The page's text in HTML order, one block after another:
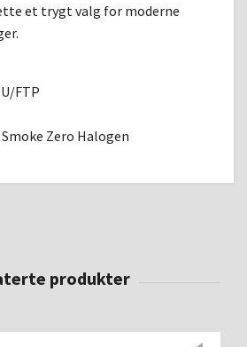
et trygt valg for moderne
FTP
Smoke Zero Halogen